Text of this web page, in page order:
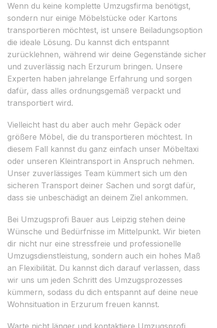
Wenn du keine komplette Umzugsfirma benötigst,
sondern nur einige Möbelstücke oder Kartons
transportieren möchtest, ist unsere Beiladungsoption
die ideale Lösung. Du kannst dich entspannt
zurücklehnen, während wir deine Gegenstände sicher
und zuverlässig nach Erzurum bringen. Unsere
Experten haben jahrelange Erfahrung und sorgen
dafür, dass alles ordnungsgemäß verpackt und
transportiert wird.
Vielleicht hast du aber auch mehr Gepäck oder
größere Möbel, die du transportieren möchtest. In
diesem Fall kannst du ganz einfach unser Möbeltaxi
oder unseren Kleintransport in Anspruch nehmen.
Unser zuverlässiges Team kümmert sich um den
sicheren Transport deiner Sachen und sorgt dafür,
dass sie unbeschädigt an deinem Ziel ankommen.
Bei Umzugsprofi Bauer aus Leipzig stehen deine
Wünsche und Bedürfnisse im Mittelpunkt. Wir bieten
dir nicht nur eine stressfreie und professionelle
Umzugsdienstleistung, sondern auch ein hohes Maß
an Flexibilität. Du kannst dich darauf verlassen, dass
wir uns um jeden Schritt des Umzugsprozesses
kümmern, sodass du dich entspannt auf deine neue
Wohnsituation in Erzurum freuen kannst.
Warte nicht länger und kontaktiere Umzugsprofi